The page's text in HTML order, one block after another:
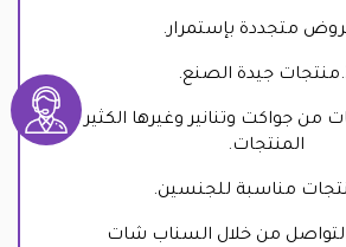
من جواكت وتنانير وغيرها الكثير من
المنتجات.